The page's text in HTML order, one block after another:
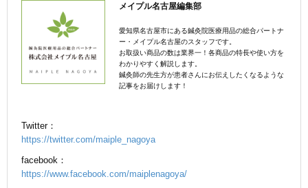
メイプル名古屋編集部
愛知県名古屋市にある鍼灸院医療用品の総合パートナ
ー・メイプル名古屋のスタッフです。
お取扱い商品の数は業界一！各商品の特長や使い方を
わかりやすく解説します。
鍼灸師の先生方が患者さんにお伝えしたくなるような
記事をお届けします！
Twitter：
https://twitter.com/maiple_nagoya
facebook：
https://www.facebook.com/maiplenagoya/